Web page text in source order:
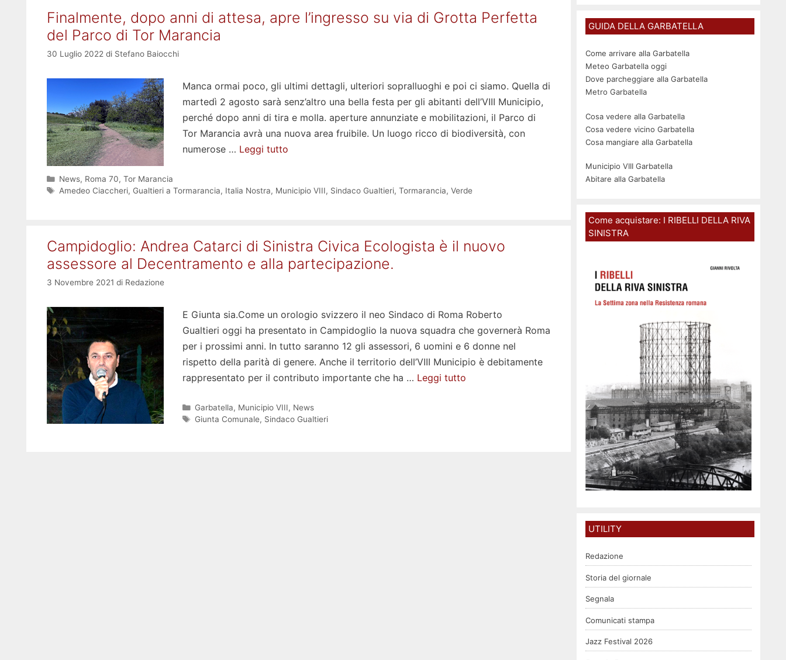
Finalmente, dopo anni di attesa, apre l’ingresso su via di Grotta Perfetta
del Parco di Tor Marancia
30 Luglio 2022 di Stefano Baiocchi
Manca ormai poco, gli ultimi dettagli, ulteriori sopralluoghi e poi ci siamo. Quella di
martedì 2 agosto sarà senz’altro una bella festa per gli abitanti dell’VIII Municipio,
perché dopo anni di tira e molla. aperture annunziate e mobilitazioni, il Parco di
Tor Marancia avrà una nuova area fruibile. Un luogo ricco di biodiversità, con
numerose … Leggi tutto
Categorie
News, Roma 70, Tor Marancia
Tag
Amedeo Ciaccheri, Gualtieri a Tormarancia, Italia Nostra, Municipio VIII, Sindaco Gualtieri, Tormarancia, Verde
Campidoglio: Andrea Catarci di Sinistra Civica Ecologista è il nuovo
assessore al Decentramento e alla partecipazione.
3 Novembre 2021 di Redazione
E Giunta sia.Come un orologio svizzero il neo Sindaco di Roma Roberto
Gualtieri oggi ha presentato in Campidoglio la nuova squadra che governerà Roma
per i prossimi anni. In tutto saranno 12 gli assessori, 6 uomini e 6 donne nel
rispetto della parità di genere. Anche il territorio dell’VIII Municipio è debitamente
rappresentato per il contributo importante che ha … Leggi tutto
Categorie
Garbatella, Municipio VIII, News
Tag
Giunta Comunale, Sindaco Gualtieri
GUIDA DELLA GARBATELLA
Come arrivare alla Garbatella
Meteo Garbatella oggi
Dove parcheggiare alla Garbatella
Metro Garbatella
Cosa vedere alla Garbatella
Cosa vedere vicino Garbatella
Cosa mangiare alla Garbatella
Municipio VIII Garbatella
Abitare alla Garbatella
Come acquistare: I RIBELLI DELLA RIVA
SINISTRA
UTILITY
Redazione
Storia del giornale
Segnala
Comunicati stampa
Jazz Festival 2026